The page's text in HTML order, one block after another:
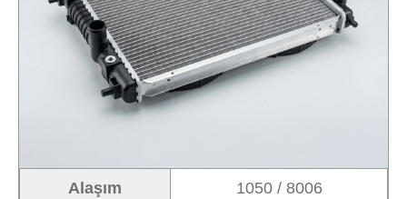
Alaşım 1050 / 8006